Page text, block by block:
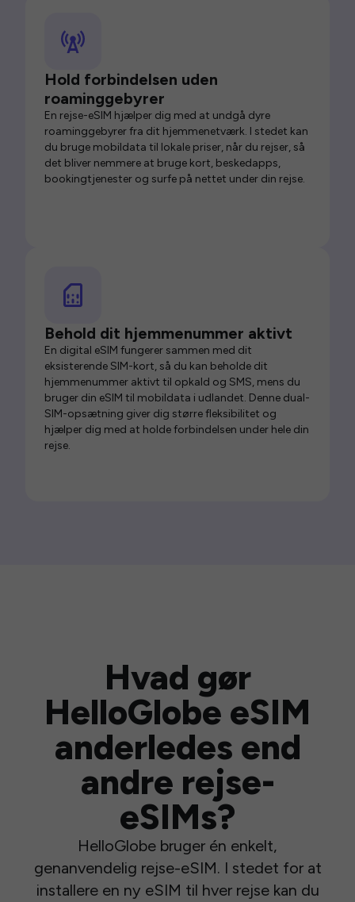
Hold forbindelsen uden
roaminggebyrer
En rejse-eSIM hjælper dig med at undgå dyre
roaminggebyrer fra dit hjemmenetværk. I stedet kan
du bruge mobildata til lokale priser, når du rejser, så
det bliver nemmere at bruge kort, beskedapps,
bookingtjenester og surfe på nettet under din rejse.
Behold dit hjemmenummer aktivt
En digital eSIM fungerer sammen med dit
eksisterende SIM-kort, så du kan beholde dit
hjemmenummer aktivt til opkald og SMS, mens du
bruger din eSIM til mobildata i udlandet. Denne dual-
SIM-opsætning giver dig større fleksibilitet og
hjælper dig med at holde forbindelsen under hele din
rejse.
Hvad gør
HelloGlobe eSIM
anderledes end
andre rejse-
eSIMs?
HelloGlobe bruger én enkelt,
genanvendelig rejse-eSIM. I stedet for at
installere en ny eSIM til hver rejse kan du